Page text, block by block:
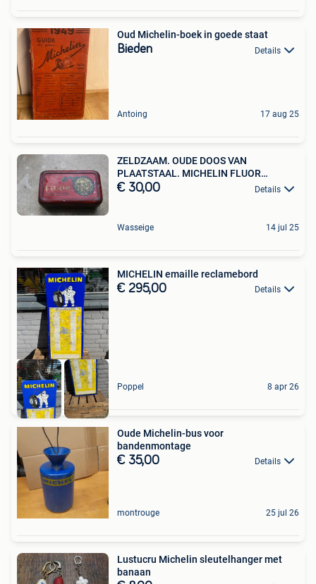
Oud Michelin-boek in goede staat
Bieden Details
Antoing 17 aug 25
ZELDZAAM. OUDE DOOS VAN
PLAATSTAAL. MICHELIN FLUOR
DRUKMETER
€ 30,00 Details
Wasseige 14 jul 25
MICHELIN emaille reclamebord
€ 295,00 Details
Poppel 8 apr 26
Oude Michelin-bus voor
bandenmontage
€ 35,00 Details
montrouge 25 jul 26
Lustucru Michelin sleutelhanger met
banaan